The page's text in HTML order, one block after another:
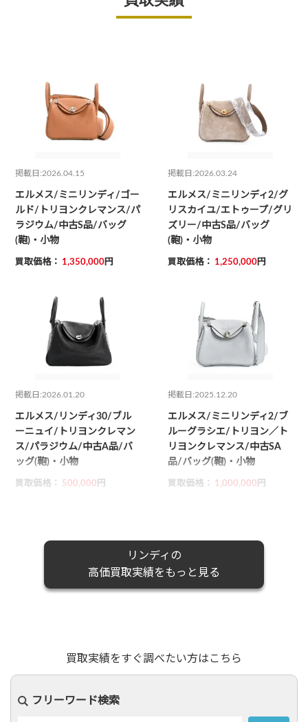
掲載日:2026.04.15
エルメス/ミニリンディ/ゴー
ルド/トリヨンクレマンス/パ
ラジウム/中古S品/バッグ
(鞄)・小物
買取価格： 1,350,000円
掲載日:2026.03.24
エルメス/ミニリンディ2/グ
リスカイユ/エトゥープ/グリ
ズリー/中古S品/バッグ
(鞄)・小物
買取価格： 1,250,000円
掲載日:2026.01.20
エルメス/リンディ30/ブル
ーニュイ/トリヨンクレマン
ス/パラジウム/中古A品/バ
ッグ(鞄)・小物
買取価格： 500,000 円
掲載日:2025.12.20
エルメス/ミニリンディ2/ブ
ルーグラシエ/トリヨン／ト
リヨンクレマンス/中古SA
品/バッグ(鞄)・小物
買取価格： 1,000,000 円
リンディの
高価買取実績をもっと見る
買取実績をすぐ調べたい方はこちら
フリーワード検索